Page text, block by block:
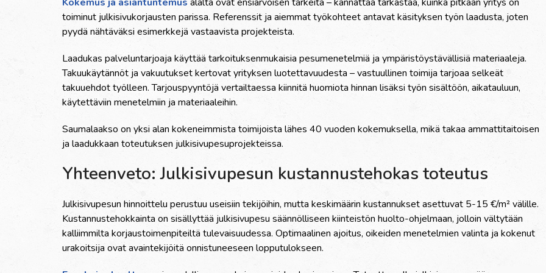
toiminut julkisivukorjausten parissa. Referenssit ja aiemmat työkohteet antavat käsityksen työn laadusta, joten
pyydä nähtäväksi esimerkkejä vastaavista projekteista.
Laadukas palveluntarjoaja käyttää tarkoituksenmukaisia pesumenetelmiä ja ympäristöystävällisiä materiaaleja.
Takuukäytännöt ja vakuutukset kertovat yrityksen luotettavuudesta – vastuullinen toimija tarjoaa selkeät
takuuehdot työlleen. Tarjouspyyntöjä vertailtaessa kiinnitä huomiota hinnan lisäksi työn sisältöön, aikatauluun,
käytettäviin menetelmiin ja materiaaleihin.
Saumalaakso on yksi alan kokeneimmista toimijoista lähes 40 vuoden kokemuksella, mikä takaa ammattitaitoisen
ja laadukkaan toteutuksen julkisivupesuprojekteissa.
Yhteenveto: Julkisivupesun kustannustehokas toteutus
Julkisivupesun hinnoittelu perustuu useisiin tekijöihin, mutta keskimäärin kustannukset asettuvat 5-15 €/m² välille.
Kustannustehokkainta on sisällyttää julkisivupesu säännölliseen kiinteistön huolto-ohjelmaan, jolloin vältytään
kalliimmilta korjaustoimenpiteiltä tulevaisuudessa. Optimaalinen ajoitus, oikeiden menetelmien valinta ja kokenut
urakoitsija ovat avaintekijöitä onnistuneeseen lopputulokseen.